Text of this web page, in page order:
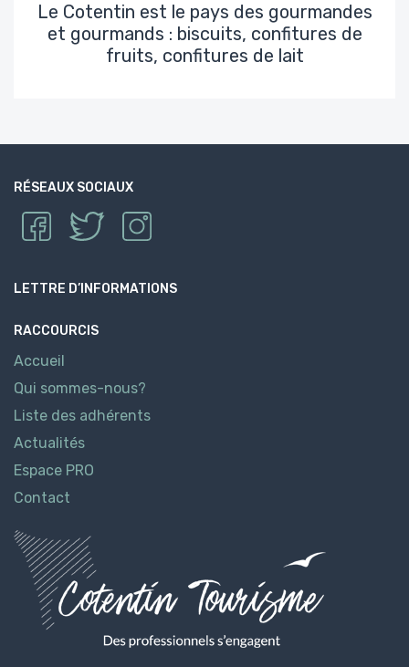
Le Cotentin est le pays des gourmandes
et gourmands : biscuits, confitures de
fruits, confitures de lait
RÉSEAUX SOCIAUX
LETTRE D’INFORMATIONS
RACCOURCIS
Accueil
Qui sommes-nous?
Liste des adhérents
Actualités
Espace PRO
Contact